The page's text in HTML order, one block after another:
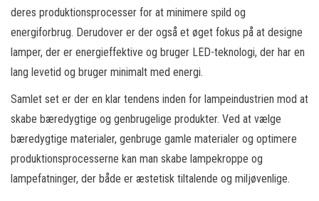
deres produktionsprocesser for at minimere spild og
energiforbrug. Derudover er der også et øget fokus på at designe
lamper, der er energieffektive og bruger LED-teknologi, der har en
lang levetid og bruger minimalt med energi.
Samlet set er der en klar tendens inden for lampeindustrien mod at
skabe bæredygtige og genbrugelige produkter. Ved at vælge
bæredygtige materialer, genbruge gamle materialer og optimere
produktionsprocesserne kan man skabe lampekroppe og
lampefatninger, der både er æstetisk tiltalende og miljøvenlige.